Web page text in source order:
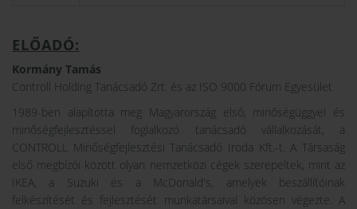
ELŐADÓ:
Kormány Tamás
Controll Holding Tanácsadó Zrt. és az ISO 9000 Fórum Egyesület
1989-ben alapította meg Magyarország első, minőségüggyel és
minőségfejlesztéssel foglalkozó tanácsadó vállalkozását, a
CONTROLL Minőségfejlesztési Tanácsadó Iroda Kft.-t. A Társaság
első megbízói között olyan nemzetközi cégek szerepeltek, mint az
IKEA, a Suzuki és a McDonald's, amelyek beszállítóinak
felkészítését és fejlesztését munkatársaival közösen végezte. A